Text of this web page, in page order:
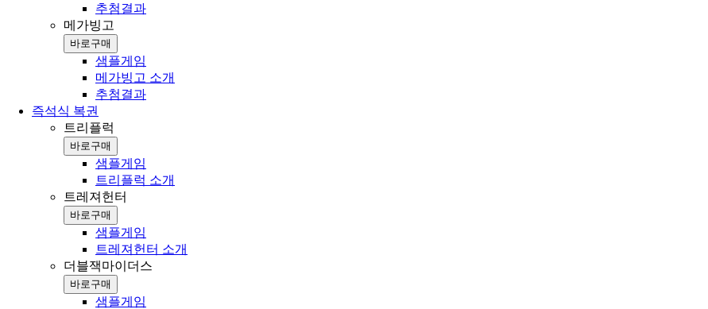
추첨결과
메가빙고
바로구매
샘플게임
메가빙고 소개
추첨결과
즉석식 복권
트리플럭
바로구매
샘플게임
트리플럭 소개
트레져헌터
바로구매
샘플게임
트레져헌터 소개
더블잭마이더스
바로구매
샘플게임